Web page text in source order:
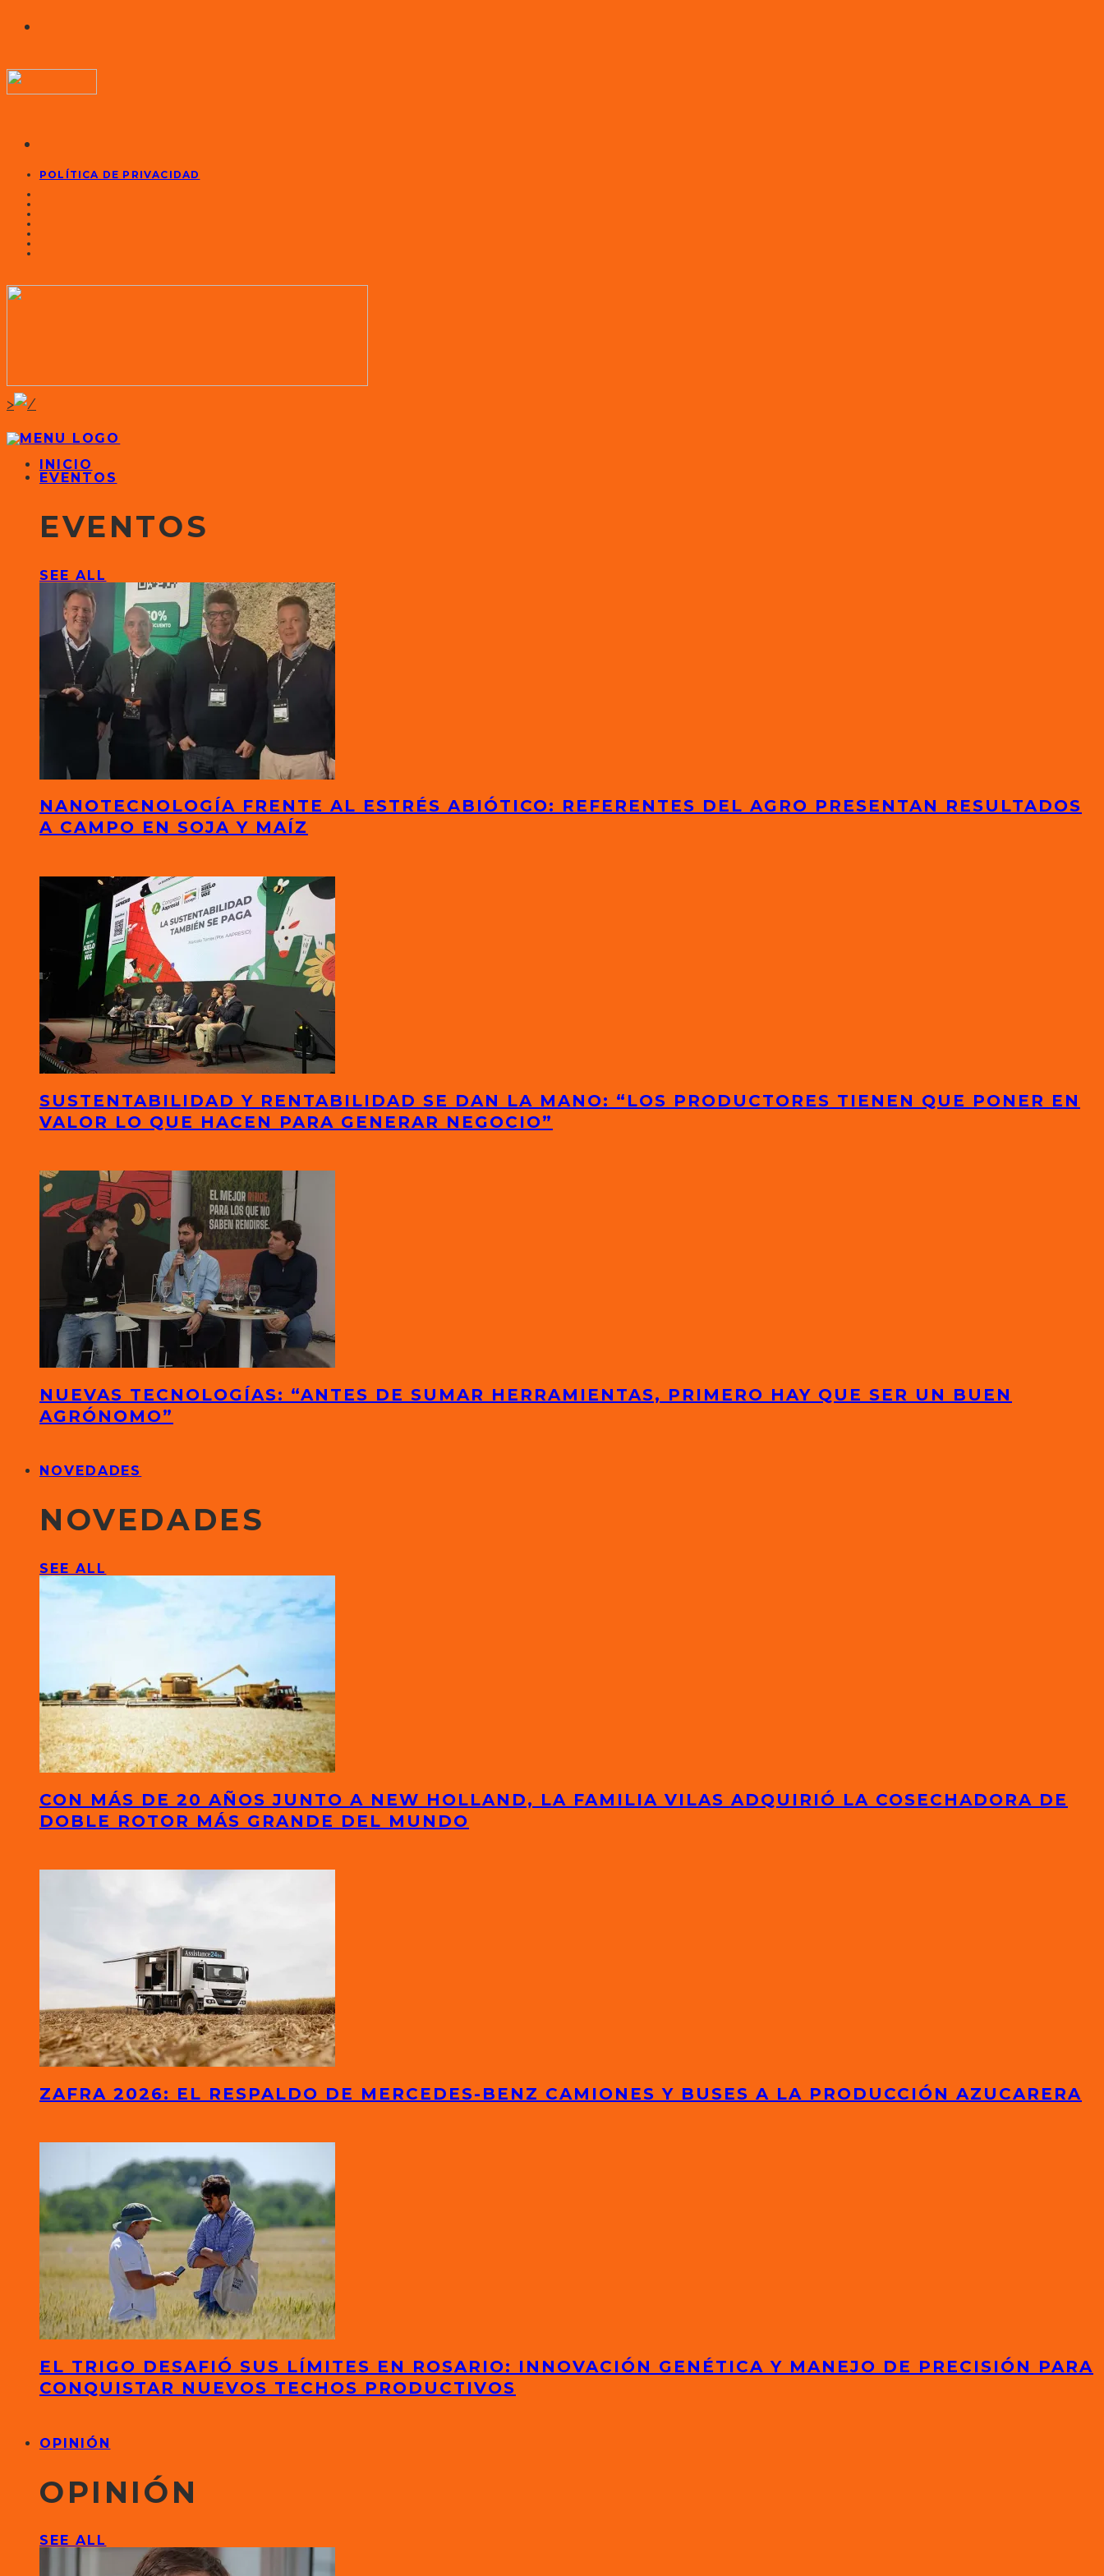
POLÍTICA DE PRIVACIDAD
>
INICIO
EVENTOS
EVENTOS
SEE ALL
NANOTECNOLOGÍA FRENTE AL ESTRÉS ABIÓTICO: REFERENTES DEL AGRO PRESENTAN RESULTADOS
A CAMPO EN SOJA Y MAÍZ
SUSTENTABILIDAD Y RENTABILIDAD SE DAN LA MANO: “LOS PRODUCTORES TIENEN QUE PONER EN
VALOR LO QUE HACEN PARA GENERAR NEGOCIO”
NUEVAS TECNOLOGÍAS: “ANTES DE SUMAR HERRAMIENTAS, PRIMERO HAY QUE SER UN BUEN
AGRÓNOMO”
NOVEDADES
NOVEDADES
SEE ALL
CON MÁS DE 20 AÑOS JUNTO A NEW HOLLAND, LA FAMILIA VILAS ADQUIRIÓ LA COSECHADORA DE
DOBLE ROTOR MÁS GRANDE DEL MUNDO
ZAFRA 2026: EL RESPALDO DE MERCEDES-BENZ CAMIONES Y BUSES A LA PRODUCCIÓN AZUCARERA
EL TRIGO DESAFIÓ SUS LÍMITES EN ROSARIO: INNOVACIÓN GENÉTICA Y MANEJO DE PRECISIÓN PARA
CONQUISTAR NUEVOS TECHOS PRODUCTIVOS
OPINIÓN
OPINIÓN
SEE ALL